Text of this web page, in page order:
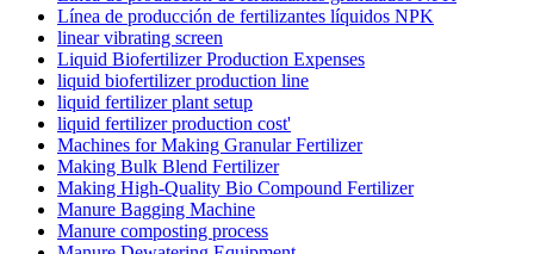
Línea de producción de fertilizantes líquidos NPK
linear vibrating screen
Liquid Biofertilizer Production Expenses
liquid biofertilizer production line
liquid fertilizer plant setup
liquid fertilizer production cost'
Machines for Making Granular Fertilizer
Making Bulk Blend Fertilizer
Making High-Quality Bio Compound Fertilizer
Manure Bagging Machine
Manure composting process